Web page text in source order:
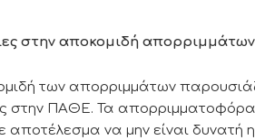
στην αποκομιδή απορριμμάτων
των απορριμμάτων
στην ΠΑΘΕ. Τα
αποτέλεσμα να μην είναι δυνατή